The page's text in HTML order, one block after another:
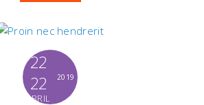
22
22
ABRIL
2019